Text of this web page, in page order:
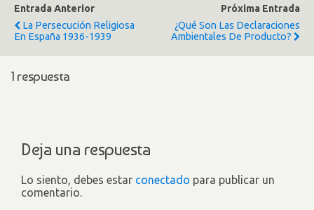
Entrada Anterior
La Persecución Religiosa
En España 1936-1939
Próxima Entrada
¿Qué Son Las Declaraciones
Ambientales De Producto?
1 respuesta
Deja una respuesta
Lo siento, debes estar conectado para publicar un
comentario.